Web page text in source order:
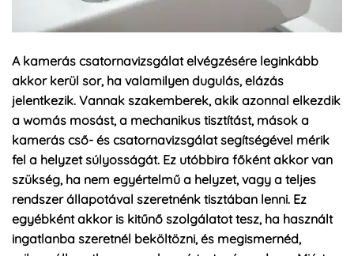
A kamerás csatornavizsgálat elvégzésére leginkább
akkor kerül sor, ha valamilyen dugulás, elázás
jelentkezik. Vannak szakemberek, akik azonnal elkezdik
a womás mosást, a mechanikus tisztítást, mások a
kamerás cső- és csatornavizsgálat segítségével mérik
fel a helyzet súlyosságát. Ez utóbbira főként akkor van
szükség, ha nem egyértelmű a helyzet, vagy a teljes
rendszer állapotával szeretnénk tisztában lenni. Ez
egyébként akkor is kitűnő szolgálatot tesz, ha használt
ingatlanba szeretnél beköltözni, és megismernéd,